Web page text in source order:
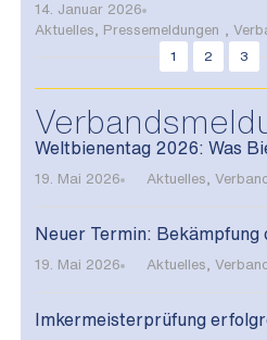
14. Januar 2026
Aktuelles
Pressemeldungen
1
2 3
Weltbienentag 2026: Was
19. Mai 2026 Aktuelles
Neuer Termin:
19. Mai 2026 Aktuelles
Imkermeisterprüfung